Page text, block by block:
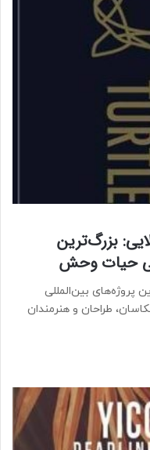
بزرگ‌ترین
حیات وحش
پروژه‌های بین‌المللی
طراحان و هنرمندان